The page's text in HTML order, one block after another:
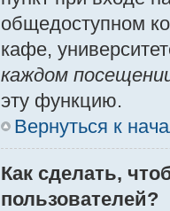
общедоступном
кафе,
каждом
эту функцию.
Вернуться к
Как сделать,
пользователей?